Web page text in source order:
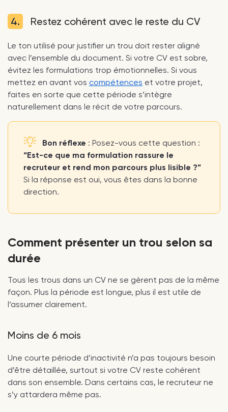
4. Restez cohérent avec le reste du CV
Le ton utilisé pour justifier un trou doit rester aligné
avec l’ensemble du document. Si votre CV est sobre,
évitez les formulations trop émotionnelles. Si vous
mettez en avant vos compétences et votre projet,
faites en sorte que cette période s’intègre
naturellement dans le récit de votre parcours.
Bon réflexe : Posez-vous cette question :
“Est-ce que ma formulation rassure le
recruteur et rend mon parcours plus lisible ?”
Si la réponse est oui, vous êtes dans la bonne
direction.
Comment présenter un trou selon sa
durée
Tous les trous dans un CV ne se gèrent pas de la même
façon. Plus la période est longue, plus il est utile de
l’assumer clairement.
Moins de 6 mois
Une courte période d’inactivité n’a pas toujours besoin
d’être détaillée, surtout si votre CV reste cohérent
dans son ensemble. Dans certains cas, le recruteur ne
s’y attardera même pas.